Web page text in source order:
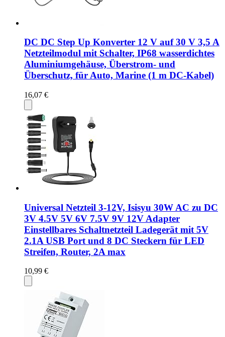
DC DC Step Up Konverter 12 V auf 30 V 3,5 A
Netzteilmodul mit Schalter, IP68 wasserdichtes
Aluminiumgehäuse, Überstrom- und
Überschutz, für Auto, Marine (1 m DC-Kabel)
16,07 €
Universal Netzteil 3-12V, Isisyu 30W AC zu DC
3V 4.5V 5V 6V 7.5V 9V 12V Adapter
Einstellbares Schaltnetzteil Ladegerät mit 5V
2.1A USB Port und 8 DC Steckern für LED
Streifen, Router, 2A max
10,99 €